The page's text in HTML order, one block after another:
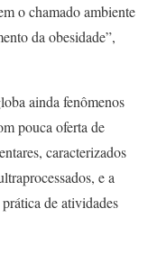
o chamado ambiente
da obesidade”,
ainda fenômenos
pouca oferta de
caracterizados
e a
de atividades